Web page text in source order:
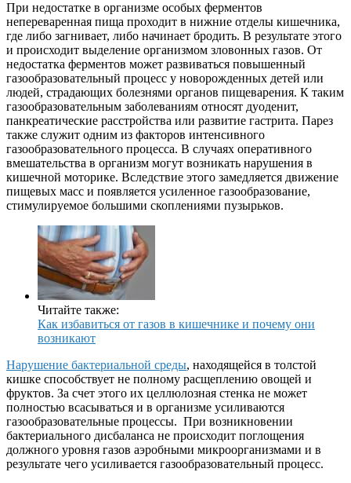
При недостатке в организме особых ферментов
непереваренная пища проходит в нижние отделы кишечника,
где либо загнивает, либо начинает бродить. В результате этого
и происходит выделение организмом зловонных газов. От
недостатка ферментов может развиваться повышенный
газообразовательный процесс у новорожденных детей или
людей, страдающих болезнями органов пищеварения. К таким
газообразовательным заболеваниям относят дуоденит,
панкреатические расстройства или развитие гастрита. Парез
также служит одним из факторов интенсивного
газообразовательного процесса. В случаях оперативного
вмешательства в организм могут возникать нарушения в
кишечной моторике. Вследствие этого замедляется движение
пищевых масс и появляется усиленное газообразование,
стимулируемое большими скоплениями пузырьков.
Читайте также:
Как избавиться от газов в кишечнике и почему они
возникают
Нарушение бактериальной среды, находящейся в толстой
кишке способствует не полному расщеплению овощей и
фруктов. За счет этого их целлюлозная стенка не может
полностью всасываться и в организме усиливаются
газообразовательные процессы. При возникновении
бактериального дисбаланса не происходит поглощения
должного уровня газов аэробными микроорганизмами и в
результате чего усиливается газообразовательный процесс.